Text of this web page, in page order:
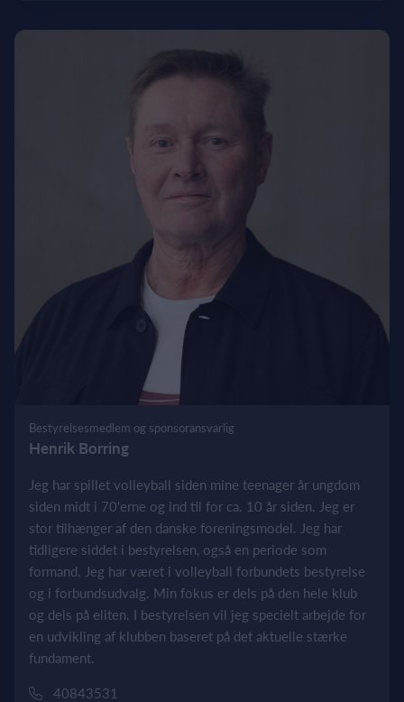
Bestyrelsesmedlem og sponsoransvarlig
Henrik Borring
Jeg har spillet volleyball siden mine teenager år ungdom
siden midt i 70'erne og ind til for ca. 10 år siden. Jeg er
stor tilhænger af den danske foreningsmodel. Jeg har
tidligere siddet i bestyrelsen, også en periode som
formand. Jeg har været i volleyball forbundets bestyrelse
og i forbundsudvalg. Min fokus er dels på den hele klub
og dels på eliten. I bestyrelsen vil jeg specielt arbejde for
en udvikling af klubben baseret på det aktuelle stærke
fundament.
40843531